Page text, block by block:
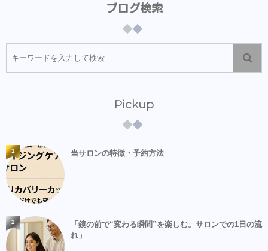
ブログ検索
Pickup
当サロンの特徴・予約方法
1
「鏡の前で“変わる瞬間”を楽しむ。サロンでの1日の流
れ」
2